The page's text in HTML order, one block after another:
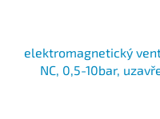
elektromagnetický
NC, 0,5-10bar,